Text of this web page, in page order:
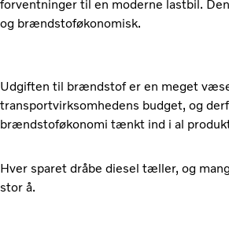
forventninger til en moderne lastbil.
og brændstoføkonomisk.
Udgiften til brændstof er en meget
transportvirksomhedens budget, og
brændstoføkonomi tænkt ind i al
Hver sparet dråbe diesel tæller, og
stor å.